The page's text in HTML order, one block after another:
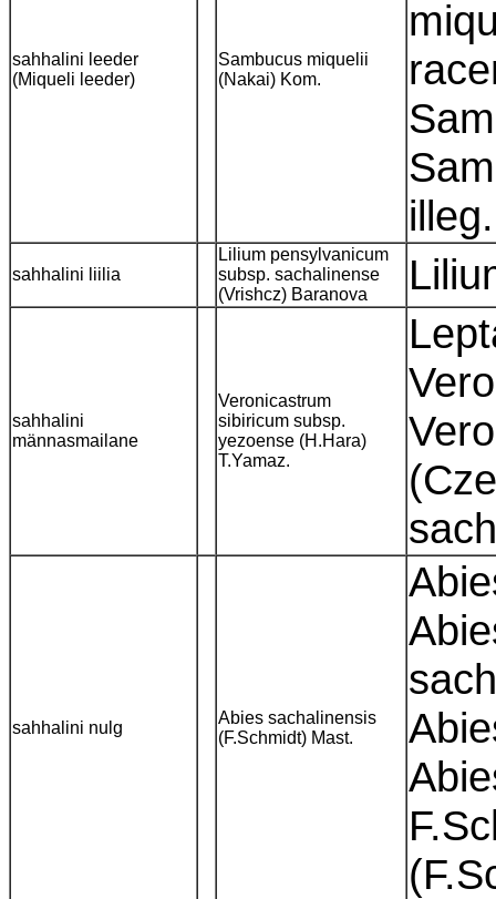
sahhalini leeder
(Miqueli leeder)
Sambucus miquelii
(Nakai) Kom.
sahhalini liilia
Lilium pensylvanicum
subsp. sachalinense
(Vrishcz) Baranova
sahhalini
männasmailane
Veronicastrum
sibiricum subsp.
yezoense (H.Hara)
T.Yamaz.
sahhalini nulg
Abies sachalinensis
(F.Schmidt) Mast.